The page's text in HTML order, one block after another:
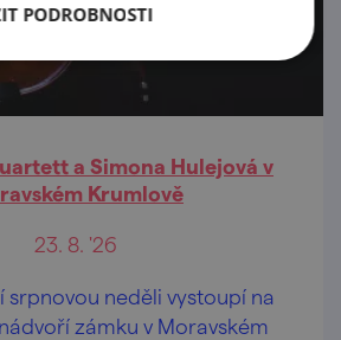
a Simona Hulejová v
Krumlově
23. 8. '26
srpnovou neděli vystoupí na
zámku v Moravském
PODROBNOSTI